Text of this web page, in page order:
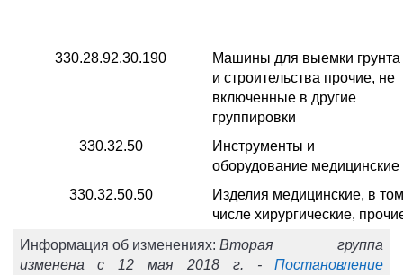
330.28.92.30.190
Машины для выемки грунта
и строительства прочие, не
включенные в другие
группировки
330.32.50
Инструменты и
оборудование медицинские
330.32.50.50
Изделия медицинские, в том
числе хирургические,
Информация об изменениях: Вторая группа
изменена с 12 мая 2018 г. -Постановление